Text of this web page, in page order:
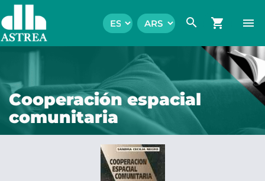
search shopping_cart menu
Cooperación espacial
comunitaria